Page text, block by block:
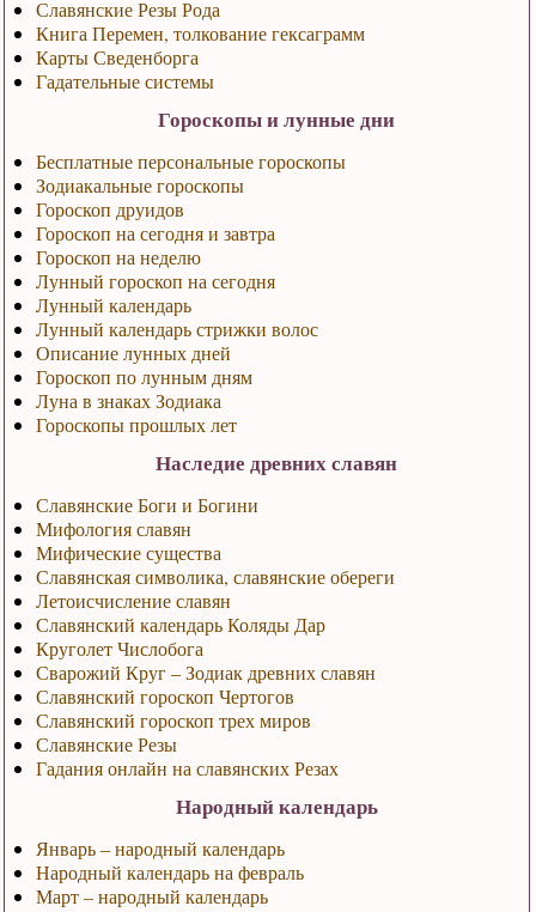
Славянские Резы Рода
Книга Перемен, толкование гексаграмм
Карты Сведенборга
Гадательные системы
Гороскопы и лунные дни
Бесплатные персональные гороскопы
Зодиакальные гороскопы
Гороскоп друидов
Гороскоп на сегодня и завтра
Гороскоп на неделю
Лунный гороскоп на сегодня
Лунный календарь
Лунный календарь стрижки волос
Описание лунных дней
Гороскоп по лунным дням
Луна в знаках Зодиака
Гороскопы прошлых лет
Наследие древних славян
Славянские Боги и Богини
Мифология славян
Мифические существа
Славянская символика, славянские обереги
Летоисчисление славян
Славянский календарь Коляды Дар
Круголет Числобога
Сварожий Круг – Зодиак древних славян
Славянский гороскоп Чертогов
Славянский гороскоп трех миров
Славянские Резы
Гадания онлайн на славянских Резах
Народный календарь
Январь – народный календарь
Народный календарь на февраль
Март – народный календарь